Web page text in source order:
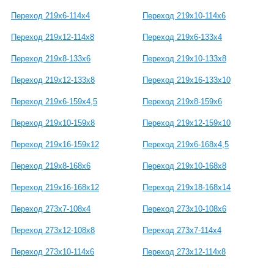
Переход 219х6-114х4 Переход 219х10-114х6
Переход 219х12-114х8 Переход 219х6-133х4
Переход 219х8-133х6 Переход 219х10-133х8
Переход 219х12-133х8 Переход 219х16-133х10
Переход 219х6-159х4,5 Переход 219х8-159х6
Переход 219х10-159х8 Переход 219х12-159х10
Переход 219х16-159х12 Переход 219х6-168х4,5
Переход 219х8-168х6 Переход 219х10-168х8
Переход 219х16-168х12 Переход 219х18-168х14
Переход 273х7-108х4 Переход 273х10-108х6
Переход 273х12-108х8 Переход 273х7-114х4
Переход 273х10-114х6 Переход 273х12-114х8